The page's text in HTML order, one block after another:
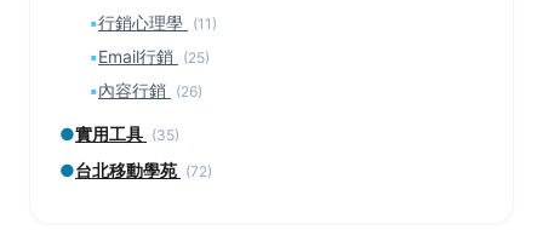
▪行銷心理學 (11)
▪Email行銷 (25)
▪內容行銷 (26)
●實用工具 (35)
●台北移動學苑 (72)